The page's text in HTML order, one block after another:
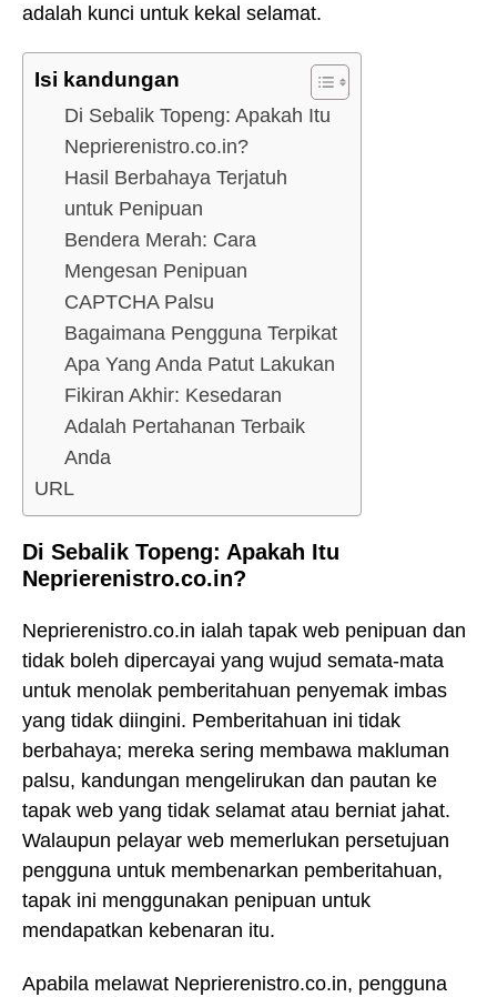
adalah kunci untuk kekal selamat.
Isi kandungan
Di Sebalik Topeng: Apakah Itu
Neprierenistro.co.in?
Hasil Berbahaya Terjatuh
untuk Penipuan
Bendera Merah: Cara
Mengesan Penipuan
CAPTCHA Palsu
Bagaimana Pengguna Terpikat
Apa Yang Anda Patut Lakukan
Fikiran Akhir: Kesedaran
Adalah Pertahanan Terbaik
Anda
URL
Di Sebalik Topeng: Apakah Itu
Neprierenistro.co.in?
Neprierenistro.co.in ialah tapak web penipuan dan
tidak boleh dipercayai yang wujud semata-mata
untuk menolak pemberitahuan penyemak imbas
yang tidak diingini. Pemberitahuan ini tidak
berbahaya; mereka sering membawa makluman
palsu, kandungan mengelirukan dan pautan ke
tapak web yang tidak selamat atau berniat jahat.
Walaupun pelayar web memerlukan persetujuan
pengguna untuk membenarkan pemberitahuan,
tapak ini menggunakan penipuan untuk
mendapatkan kebenaran itu.
Apabila melawat Neprierenistro.co.in, pengguna